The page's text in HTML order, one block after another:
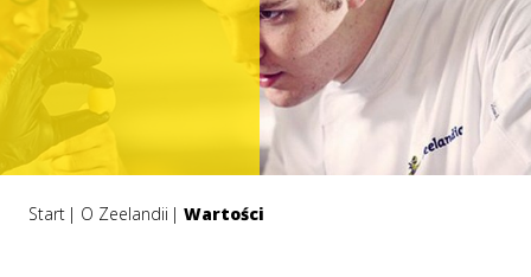
Start O Zeelandii Wartości